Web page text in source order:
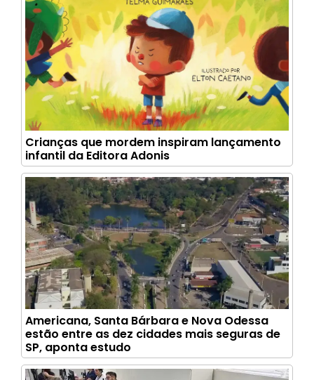
Crianças que mordem inspiram lançamento
infantil da Editora Adonis
Americana, Santa Bárbara e Nova Odessa
estão entre as dez cidades mais seguras de
SP, aponta estudo